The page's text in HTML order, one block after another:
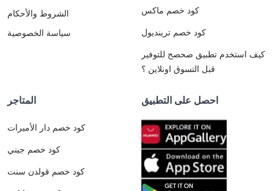
الشروط والأحكام
سياسة الخصوصية
كود خصم ماكس
كود خصم ترينديول
كيف استخدم تطبيق صحصح للتوفير
قبل التسوق اونلاين ؟
المتاجر
كود خصم دار الأميرات
كود خصم جيني
كود خصم قولدن سنت
احصل على التطبيق